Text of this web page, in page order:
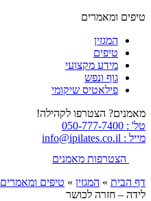
טיפים ומאמרים
המגזין
טיפים
מידע מקצועי
גוף ונפש
פילאטיס שיקומי
מאמנים? הצטרפו לקהילה!
טל' : 050-777-7400
מייל : info@ipilates.co.il
הצטרפות מאמנים
דף הבית » המגזין » טיפים ומאמרים
לידה – חזרה לכושר